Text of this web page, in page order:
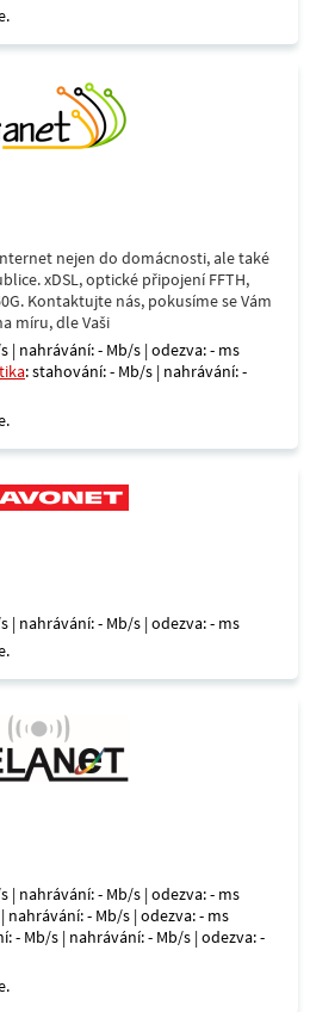
nejen do domácnosti, ale také
xDSL, optické připojení FFTH,
Kontaktujte nás, pokusíme se Vám
míru, dle Vaši
| nahrávání: - Mb/s | odezva: - ms
: stahování: - Mb/s | nahrávání: -
| nahrávání: - Mb/s | odezva: - ms
| nahrávání: - Mb/s | odezva: - ms
nahrávání: - Mb/s | odezva: - ms
- Mb/s | nahrávání: - Mb/s | odezva: -